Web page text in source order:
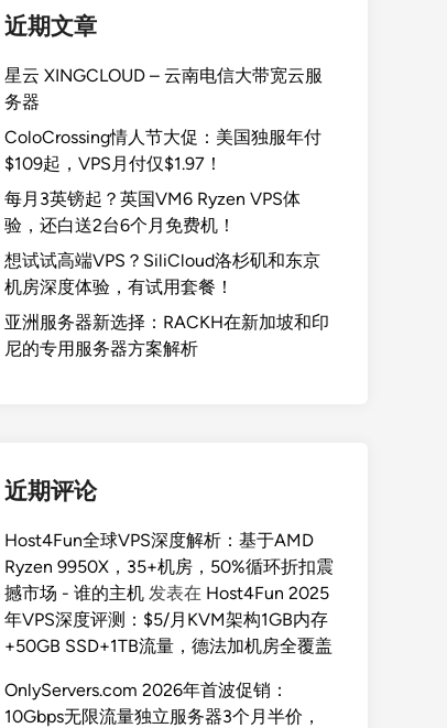
近期文章
星云 XINGCLOUD – 云南电信大带宽云服
务器
ColoCrossing情人节大促：美国独服年付
$109起，VPS月付仅$1.97！
每月3英镑起？英国VM6 Ryzen VPS体
验，还白送2台6个月免费机！
想试试高端VPS？SiliCloud洛杉矶和东京
机房深度体验，有试用套餐！
亚洲服务器新选择：RACKH在新加坡和印
尼的专用服务器方案解析
近期评论
Host4Fun全球VPS深度解析：基于AMD
Ryzen 9950X，35+机房，50%循环折扣震
撼市场 - 谁的主机 发表在 Host4Fun 2025
年VPS深度评测：$5/月KVM架构1GB内存
+50GB SSD+1TB流量，德法加机房全覆盖
OnlyServers.com 2026年首波促销：
10Gbps无限流量独立服务器3个月半价，